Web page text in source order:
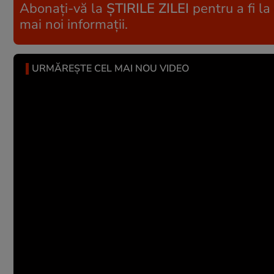
Abonați-vă la ȘTIRILE ZILEI pentru a fi la
mai noi informații.
URMĂREȘTE CEL MAI NOU VIDEO